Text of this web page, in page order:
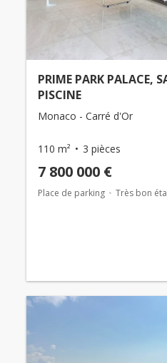
PRIME PARK PALACE,
PISCINE
Monaco - Carré d'Or
110 m² 3 pièces
7 800 000 €
Place de parking Très bon